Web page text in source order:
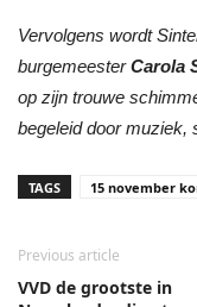
Vervolgens wordt
burgemeesterCarola
op zijn trouwe
begeleid door muziek,
TAGS 15 november
Previous article
VVD de grootste in